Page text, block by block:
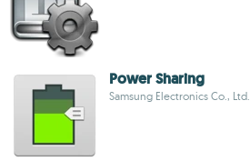
Power Sharing
Samsung Electronics Co., Ltd.